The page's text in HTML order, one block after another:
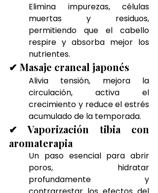
Elimina impurezas, células
muertas y residuos,
permitiendo que el cabello
respire y absorba mejor los
nutrientes.
✔ Masaje craneal japonés
Alivia tensión, mejora la
circulación, activa el
crecimiento y reduce el estrés
acumulado de la temporada.
✔ Vaporización tibia con
aromaterapia
Un paso esencial para abrir
poros, hidratar
profundamente y